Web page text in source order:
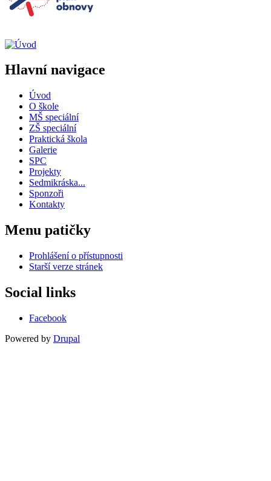
Hlavní navigace
Úvod
O škole
MŠ speciální
ZŠ speciální
Praktická škola
Galerie
SPC
Projekty
Sedmikráska...
Sponzoři
Kontakty
Menu patičky
Prohlášení o přístupnosti
Starší verze stránek
Social links
Facebook
Powered by Drupal